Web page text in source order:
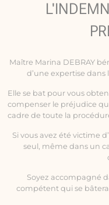
Maître Marina DEBRAY
d’une expertise
Elle se bat pour vous
compenser le préjudice
cadre de toute la
Si vous avez été victime
seul, même dans un
Soyez accompagné
compétent qui se